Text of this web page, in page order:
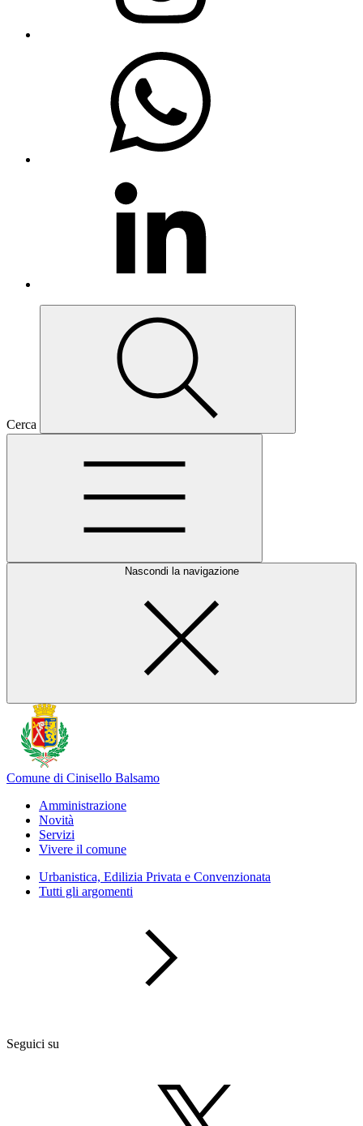
Cerca
Nascondi la navigazione
Comune di Cinisello Balsamo
Amministrazione
Novità
Servizi
Vivere il comune
Urbanistica, Edilizia Privata e Convenzionata
Tutti gli argomenti
Seguici su